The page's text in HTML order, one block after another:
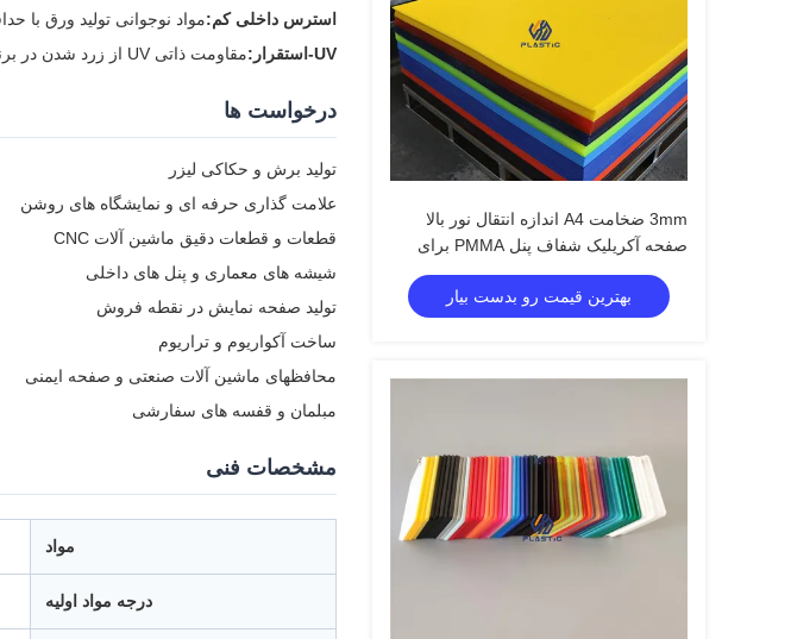
3mm ضخامت A4 اندازه انتقال نور بالا
صفحه آکریلیک شفاف پنل PMMA برای
علامت گذاری و صنایع دستی
بهترین قیمت رو بدست بیار
استرس داخلی کم:مواد نوجوانی تولید ورق با
UV-استقرار:
مقاومت ذاتی UV از زرد شدن در برنامه های داخلی و نیمه خارجی جلوگیری می کند
درخواست ها
تولید برش و حکاکی لیزر
علامت گذاری حرفه ای و نمایشگاه های روشن
قطعات و قطعات دقیق ماشین آلات CNC
شیشه های معماری و پنل های داخلی
تولید صفحه نمایش در نقطه فروش
ساخت آکواریوم و تراریوم
محافظهای ماشین آلات صنعتی و صفحه ایمنی
مبلمان و قفسه های سفارشی
مشخصات فنی
مواد
درجه مواد اولیه